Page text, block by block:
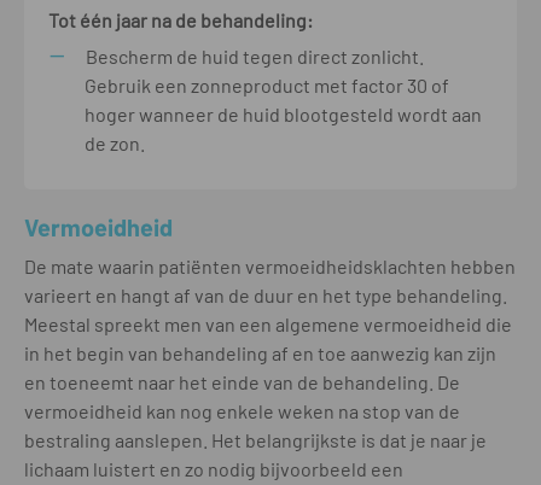
Tot één jaar na de behandeling:
Bescherm de huid tegen direct zonlicht.
Gebruik een zonneproduct met factor 30 of
hoger wanneer de huid blootgesteld wordt aan
de zon.
Vermoeidheid
De mate waarin patiënten vermoeidheidsklachten hebben
varieert en hangt af van de duur en het type behandeling.
Meestal spreekt men van een algemene vermoeidheid die
in het begin van behandeling af en toe aanwezig kan zijn
en toeneemt naar het einde van de behandeling. De
vermoeidheid kan nog enkele weken na stop van de
bestraling aanslepen. Het belangrijkste is dat je naar je
lichaam luistert en zo nodig bijvoorbeeld een